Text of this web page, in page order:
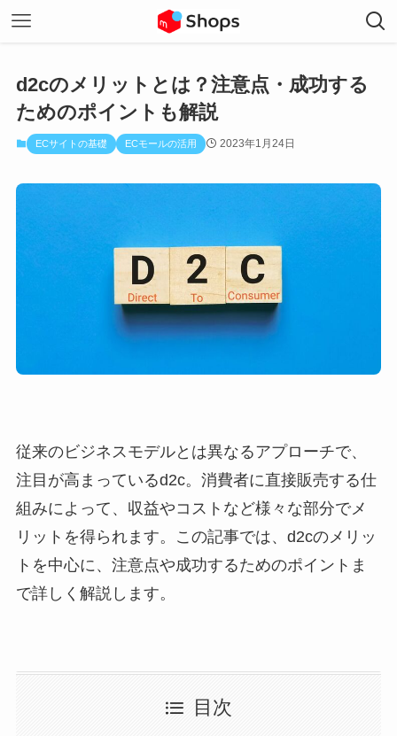
d2cのメリットとは？注意点・成功する
ためのポイントも解説
ECサイトの基礎 ECモールの活用 2023年1月24日
従来のビジネスモデルとは異なるアプローチで、
注目が高まっているd2c。消費者に直接販売する仕
組みによって、収益やコストなど様々な部分でメ
リットを得られます。この記事では、d2cのメリッ
トを中心に、注意点や成功するためのポイントま
で詳しく解説します。
目次